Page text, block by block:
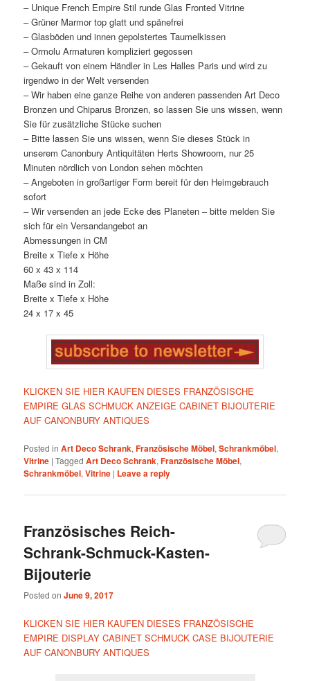
– Unique French Empire Stil runde Glas Fronted Vitrine
– Grüner Marmor top glatt und spänefrei
– Glasböden und innen gepolstertes Taumelkissen
– Ormolu Armaturen kompliziert gegossen
– Gekauft von einem Händler in Les Halles Paris und wird zu
irgendwo in der Welt versenden
– Wir haben eine ganze Reihe von anderen passenden Art Deco
Bronzen und Chiparus Bronzen, so lassen Sie uns wissen, wenn
Sie für zusätzliche Stücke suchen
– Bitte lassen Sie uns wissen, wenn Sie dieses Stück in
unserem Canonbury Antiquitäten Herts Showroom, nur 25
Minuten nördlich von London sehen möchten
– Angeboten in großartiger Form bereit für den Heimgebrauch
sofort
– Wir versenden an jede Ecke des Planeten – bitte melden Sie
sich für ein Versandangebot an
Abmessungen in CM
Breite x Tiefe x Höhe
60 x 43 x 114
Maße sind in Zoll:
Breite x Tiefe x Höhe
24 x 17 x 45
KLICKEN SIE HIER KAUFEN DIESES FRANZÖSISCHE
EMPIRE GLAS SCHMUCK ANZEIGE CABINET BIJOUTERIE
AUF CANONBURY ANTIQUES
Posted in Art Deco Schrank,Französische Möbel,Schrankmöbel,
Vitrine |Tagged Art Deco Schrank,Französische Möbel,
Schrankmöbel,Vitrine | Leave a reply
Französisches Reich-
Schrank-Schmuck-Kasten-
Bijouterie
Posted onJune 9, 2017
KLICKEN SIE HIER KAUFEN DIESES FRANZÖSISCHE
EMPIRE DISPLAY CABINET SCHMUCK CASE BIJOUTERIE
AUF CANONBURY ANTIQUES